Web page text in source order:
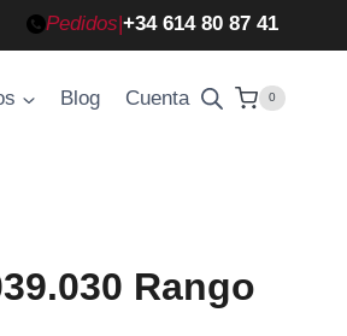
Pedidos|+34 614 80 87 41
Blog Cuenta 0
Rango